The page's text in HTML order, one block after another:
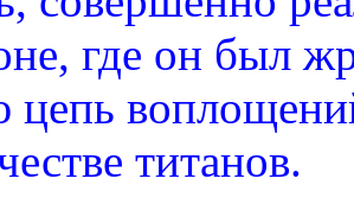
где он был
титанов.